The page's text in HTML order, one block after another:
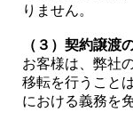
りません。
（３）契約譲渡
お客様は、弊社
移転を行うこと
における義務を